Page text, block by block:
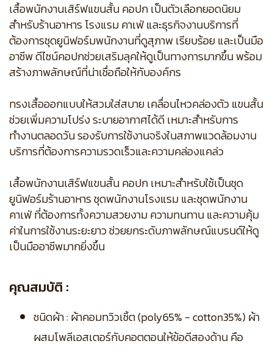
เสื้อพนักงานเสิร์ฟแขนสั้น คอปก เป็นตัวเลือกยอดนิยม
สำหรับร้านอาหาร โรงแรม คาเฟ่ และธุรกิจงานบริการที่
ต้องการชุดยูนิฟอร์มพนักงานที่ดูสุภาพ เรียบร้อย และเป็นมือ
อาชีพ ดีไซน์คอปกช่วยเสริมลุคให้ดูเป็นทางการมากขึ้น พร้อม
สร้างภาพลักษณ์ที่น่าเชื่อถือให้กับองค์กร
ทรงเสื้อออกแบบให้สวมใส่สบาย เคลื่อนไหวคล่องตัว แขนสั้น
ช่วยเพิ่มความโปร่ง ระบายอากาศได้ดี เหมาะสำหรับการ
ทำงานตลอดวัน รองรับการใช้งานจริงในสภาพแวดล้อมงาน
บริการที่ต้องการความรวดเร็วและความคล่องแคล่ว
เสื้อพนักงานเสิร์ฟแขนสั้น คอปก เหมาะสำหรับใช้เป็นชุด
ยูนิฟอร์มร้านอาหาร ชุดพนักงานโรงแรม และชุดพนักงาน
คาเฟ่ ที่ต้องการทั้งความสวยงาม ความทนทาน และความคุ้ม
ค่าในการใช้งานระยะยาว ช่วยยกระดับภาพลักษณ์แบรนด์ให้ดู
เป็นมืออาชีพมากยิ่งขึ้น
คุณสมบัติ :
ชนิดผ้า : ผ้าคอมทวิวเชิ้ต (poly65% - cotton35%) ผ้า
ผสมโพลีเอสเตอร์กับคอตตอนให้ข้อดีสองด้าน คือ